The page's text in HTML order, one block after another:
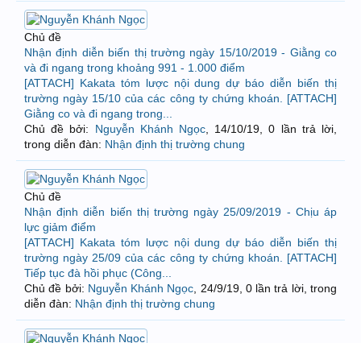
Chủ đề
Nhận định diễn biến thị trường ngày 15/10/2019 - Giằng co
và đi ngang trong khoảng 991 - 1.000 điểm
[ATTACH] Kakata tóm lược nội dung dự báo diễn biến thị
trường ngày 15/10 của các công ty chứng khoán. [ATTACH]
Giằng co và đi ngang trong...
Chủ đề bởi: Nguyễn Khánh Ngọc 14/10/19 , 0 lần trả lời,
trong diễn đàn: Nhận định thị trường chung
Chủ đề
Nhận định diễn biến thị trường ngày 25/09/2019 - Chịu áp
lực giảm điểm
[ATTACH] Kakata tóm lược nội dung dự báo diễn biến thị
trường ngày 25/09 của các công ty chứng khoán. [ATTACH]
Tiếp tục đà hồi phục (Công...
Chủ đề bởi: Nguyễn Khánh Ngọc 24/9/19, 0 lần trả lời, trong
diễn đàn: Nhận định thị trường chung